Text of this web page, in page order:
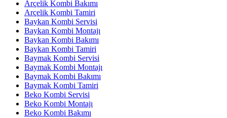
Arçelik Kombi Bakımı
Arçelik Kombi Tamiri
Baykan Kombi Servisi
Baykan Kombi Montajı
Baykan Kombi Bakımı
Baykan Kombi Tamiri
Baymak Kombi Servisi
Baymak Kombi Montajı
Baymak Kombi Bakımı
Baymak Kombi Tamiri
Beko Kombi Servisi
Beko Kombi Montajı
Beko Kombi Bakımı